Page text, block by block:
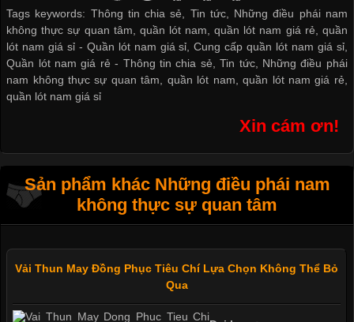
Tags keywords: Thông tin chia sẻ, Tin tức, Những điều phái nam
không thực sự quan tâm, quần lót nam, quần lót nam giá rẻ, quần
lót nam giá sỉ - Quần lót nam giá sỉ,Cung cấp quần lót nam giá sỉ,
Quần lót nam giá rẻ - Thông tin chia sẻ,Tin tức, Những điều phái
nam không thực sự quan tâm, quần lót nam,quần lót nam giá rẻ,
quần lót nam giá sỉ
Xin cám ơn!
Sản phẩm khác Những điều phái nam
không thực sự quan tâm
Vải Thun May Đồng Phục Tiêu Chí Lựa Chọn Không Thể Bỏ
Qua